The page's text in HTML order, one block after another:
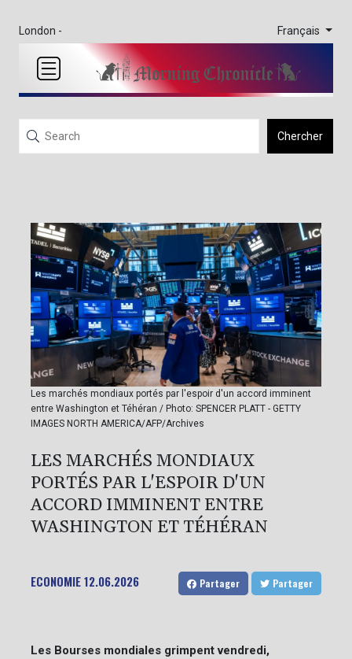
London - Français
Chercher
Les marchés mondiaux portés par l'espoir d'un accord imminent
entre Washington et Téhéran / Photo: SPENCER PLATT - GETTY
IMAGES NORTH AMERICA/AFP/Archives
LES MARCHÉS MONDIAUX
PORTÉS PAR L'ESPOIR D'UN
ACCORD IMMINENT ENTRE
WASHINGTON ET TÉHÉRAN
ECONOMIE12.06.2026 Partager Partager
Les Bourses mondiales grimpent vendredi,